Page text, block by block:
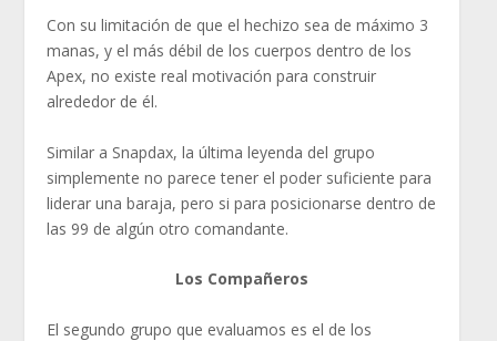
Con su limitación de que el hechizo sea de máximo 3
manas, y el más débil de los cuerpos dentro de los
Apex, no existe real motivación para construir
alrededor de él.
Similar a Snapdax, la última leyenda del grupo
simplemente no parece tener el poder suficiente para
liderar una baraja, pero si para posicionarse dentro de
las 99 de algún otro comandante.
Los Compañeros
El segundo grupo que evaluamos es el de los